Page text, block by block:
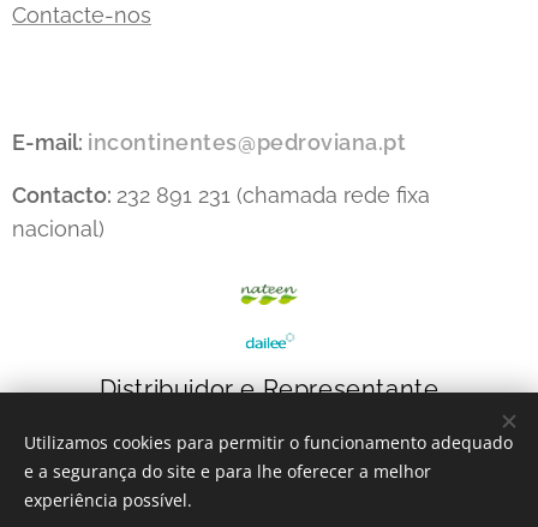
Contacte-nos
E-mail: incontinentes@pedroviana.pt
Contacto: 232 891 231 (chamada rede fixa
nacional)
Distribuidor e Representante
Utilizamos cookies para permitir o funcionamento adequado
e a segurança do site e para lhe oferecer a melhor
experiência possível.